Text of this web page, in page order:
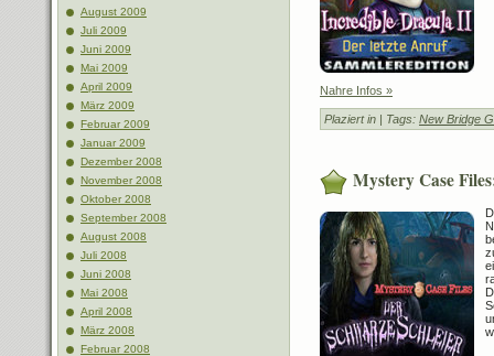
August 2009
Juli 2009
Juni 2009
Mai 2009
April 2009
März 2009
Februar 2009
Januar 2009
Dezember 2008
November 2008
Oktober 2008
September 2008
August 2008
Juli 2008
Juni 2008
Mai 2008
April 2008
März 2008
Februar 2008
Nahre Infos »
Plaziert in | Tags: New Bridge
Mystery Case